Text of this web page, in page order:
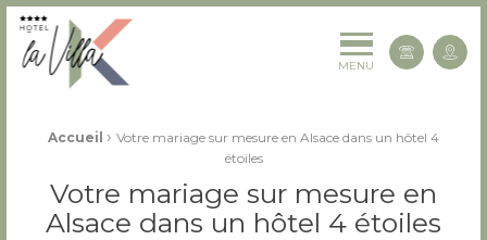
La Villa K Hôtel Spa Restaurant 4 étoiles
MENU
Fil d'Ariane :
Accueil › Votre mariage sur mesure en Alsace dans un hôtel 4
étoiles
Votre mariage sur mesure en
Alsace dans un hôtel 4 étoiles